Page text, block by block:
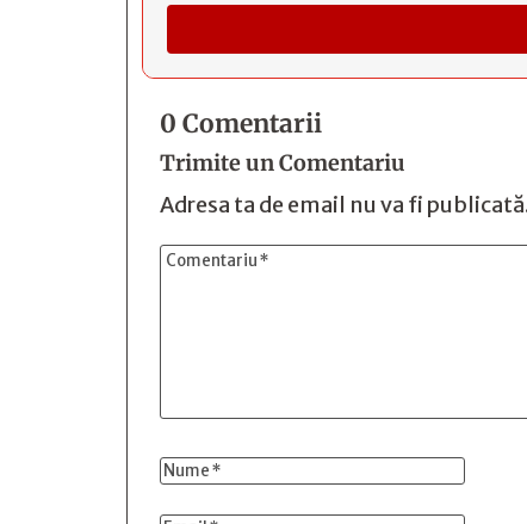
0 Comentarii
Trimite un Comentariu
Adresa ta de email nu va fi